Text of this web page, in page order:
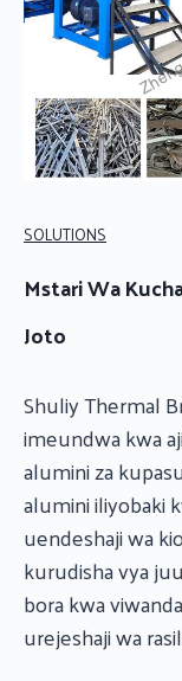
SOLUTIONS
Mstari Wa
Joto
Shuliy Thermal
imeundwa kwa
alumini za
alumini iliyobaki
uendeshaji wa
kurudisha vya
bora kwa
urejeshaji wa